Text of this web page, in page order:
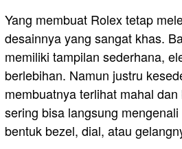
Yang membuat Rolex tetap
desainnya yang sangat khas.
memiliki tampilan sederhana,
berlebihan. Namun justru
membuatnya terlihat mahal
sering bisa langsung
bentuk bezel, dial, atau